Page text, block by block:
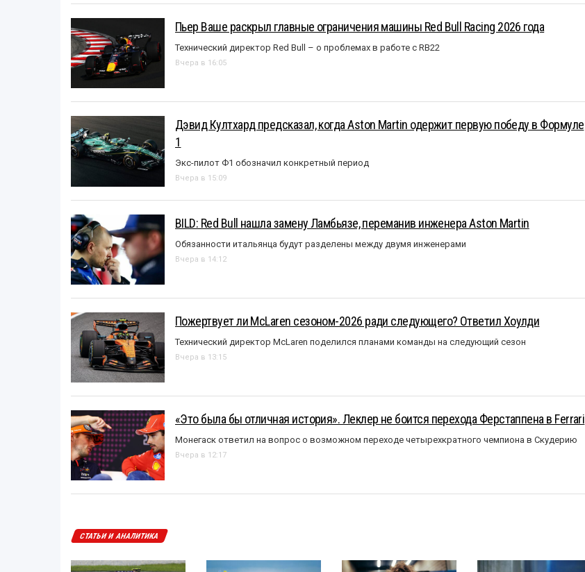
Пьер Ваше раскрыл главные ограничения машины Red Bull Racing 2026 года
Технический директор Red Bull – о проблемах в работе с RB22
Вчера в 16:05
Дэвид Култхард предсказал, когда Aston Martin одержит первую победу в Формуле
1
Экс-пилот Ф1 обозначил конкретный период
Вчера в 15:09
BILD: Red Bull нашла замену Ламбьязе, переманив инженера Aston Martin
Обязанности итальянца будут разделены между двумя инженерами
Вчера в 14:12
Пожертвует ли McLaren сезоном-2026 ради следующего? Ответил Хоулди
Технический директор McLaren поделился планами команды на следующий сезон
Вчера в 13:15
«Это была бы отличная история». Леклер не боится перехода Ферстаппена в Ferrari
Монегаск ответил на вопрос о возможном переходе четырехкратного чемпиона в Скудерию
Вчера в 12:17
СТАТЬИ И АНАЛИТИКА